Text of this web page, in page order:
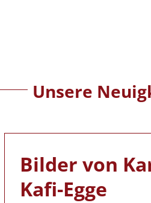
Unsere
Bilder von
Kafi-Egge